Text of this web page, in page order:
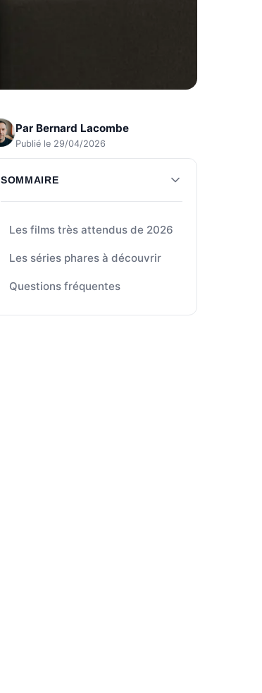
Par Bernard Lacombe
Publié le 29/04/2026
SOMMAIRE
Les films très attendus de 2026
Les séries phares à découvrir
Questions fréquentes